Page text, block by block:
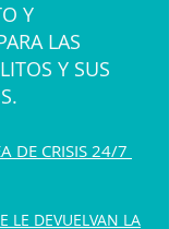
Y
LAS
Y SUS
DE CRISIS 24/7
LE DEVUELVAN LA